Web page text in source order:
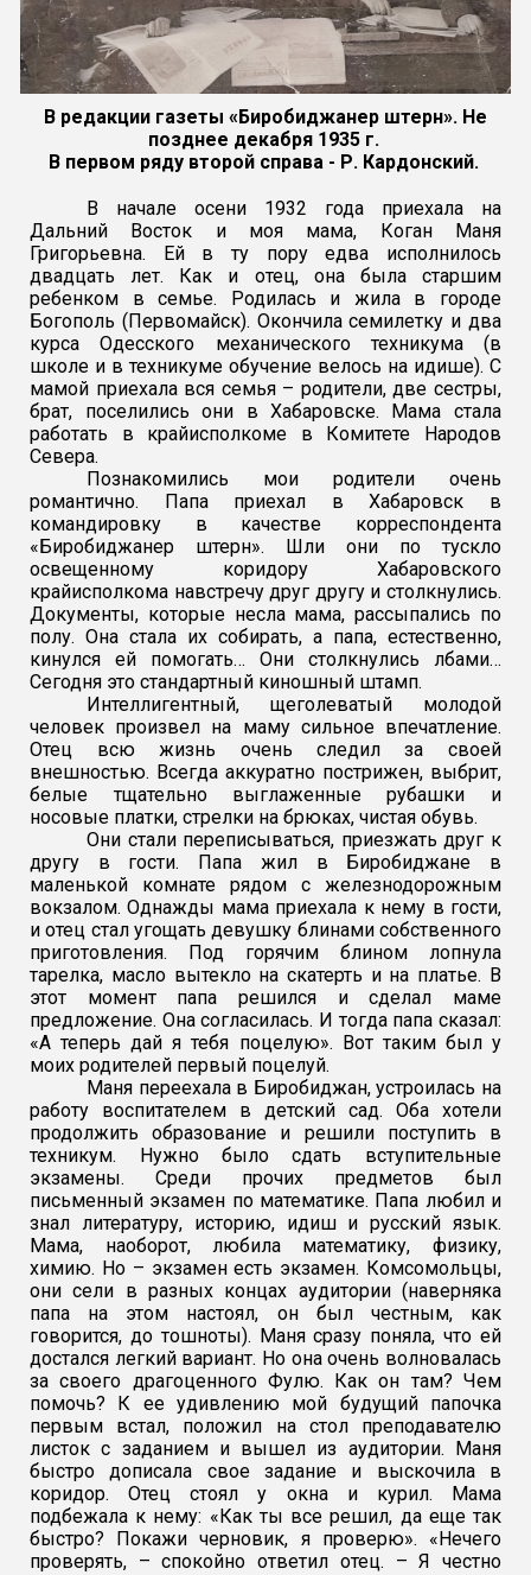
В редакции газеты «Биробиджанер штерн». Не
позднее декабря 1935 г.
В первом ряду второй справа - Р. Кардонский.
В начале осени 1932 года приехала на
Дальний Восток и моя мама, Коган Маня
Григорьевна. Ей в ту пору едва исполнилось
двадцать лет. Как и отец, она была старшим
ребенком в семье. Родилась и жила в городе
Богополь (Первомайск). Окончила семилетку и два
курса Одесского механического техникума (в
школе и в техникуме обучение велось на идише). С
мамой приехала вся семья – родители, две сестры,
брат, поселились они в Хабаровске. Мама стала
работать в крайисполкоме в Комитете Народов
Севера.
Познакомились мои родители очень
романтично. Папа приехал в Хабаровск в
командировку в качестве корреспондента
«Биробиджанер штерн». Шли они по тускло
освещенному коридору Хабаровского
крайисполкома навстречу друг другу и столкнулись.
Документы, которые несла мама, рассыпались по
полу. Она стала их собирать, а папа, естественно,
кинулся ей помогать… Они столкнулись лбами…
Сегодня это стандартный киношный штамп.
Интеллигентный, щеголеватый молодой
человек произвел на маму сильное впечатление.
Отец всю жизнь очень следил за своей
внешностью. Всегда аккуратно пострижен, выбрит,
белые тщательно выглаженные рубашки и
носовые платки, стрелки на брюках, чистая обувь.
Они стали переписываться, приезжать друг к
другу в гости. Папа жил в Биробиджане в
маленькой комнате рядом с железнодорожным
вокзалом. Однажды мама приехала к нему в гости,
и отец стал угощать девушку блинами собственного
приготовления. Под горячим блином лопнула
тарелка, масло вытекло на скатерть и на платье. В
этот момент папа решился и сделал маме
предложение. Она согласилась. И тогда папа сказал:
«А теперь дай я тебя поцелую». Вот таким был у
моих родителей первый поцелуй.
Маня переехала в Биробиджан, устроилась на
работу воспитателем в детский сад. Оба хотели
продолжить образование и решили поступить в
техникум. Нужно было сдать вступительные
экзамены. Среди прочих предметов был
письменный экзамен по математике. Папа любил и
знал литературу, историю, идиш и русский язык.
Мама, наоборот, любила математику, физику,
химию. Но – экзамен есть экзамен. Комсомольцы,
они сели в разных концах аудитории (наверняка
папа на этом настоял, он был честным, как
говорится, до тошноты). Маня сразу поняла, что ей
достался легкий вариант. Но она очень волновалась
за своего драгоценного Фулю. Как он там? Чем
помочь? К ее удивлению мой будущий папочка
первым встал, положил на стол преподавателю
листок с заданием и вышел из аудитории. Маня
быстро дописала свое задание и выскочила в
коридор. Отец стоял у окна и курил. Мама
подбежала к нему: «Как ты все решил, да еще так
быстро? Покажи черновик, я проверю». «Нечего
проверять, – спокойно ответил отец. – Я честно